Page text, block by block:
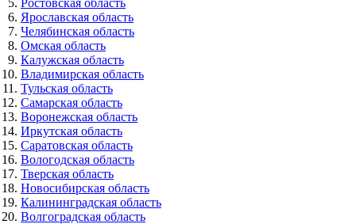
Ярославская область
Челябинская область
Омская область
Калужская область
Владимирская область
Тульская область
Самарская область
Воронежская область
Иркутская область
Саратовская область
Вологодская область
Тверская область
Новосибирская область
Калининградская область
Волгоградская область